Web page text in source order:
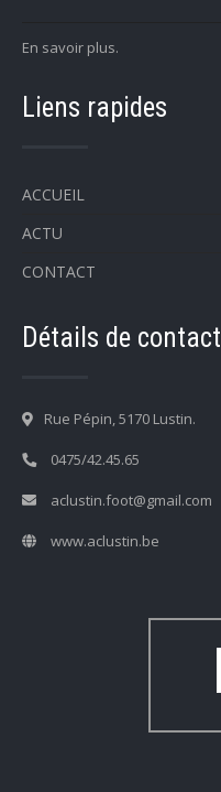
En savoir plus.
Liens rapides
ACCUEIL
ACTU
CONTACT
Détails de contact
Rue Pépin, 5170 Lustin.
0475/42.45.65
aclustin.foot@gmail.com
www.aclustin.be